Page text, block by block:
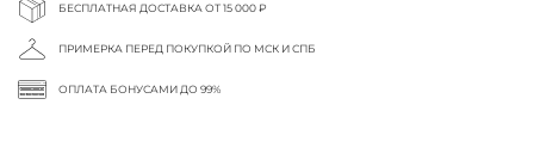
БЕСПЛАТНАЯ ДОСТАВКА ОТ 15 000 ₽
ПРИМЕРКА ПЕРЕД ПОКУПКОЙ ПО МСК И СПБ
ОПЛАТА БОНУСАМИ ДО 99%